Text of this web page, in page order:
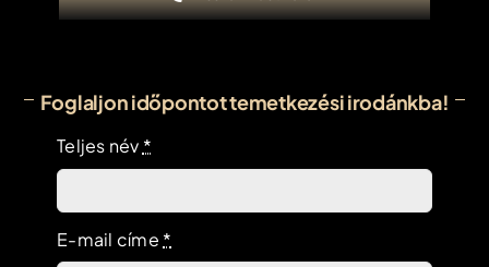
Foglaljon időpontot temetkezési irodánkba!
Teljes név *
E-mail címe *